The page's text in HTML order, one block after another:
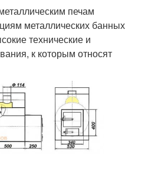
печам
металлических банных
технические и
к которым относят